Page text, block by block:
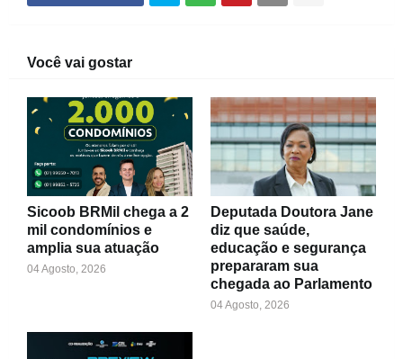
Você vai gostar
Sicoob BRMil chega a 2
mil condomínios e
amplia sua atuação
04 Agosto, 2026
Deputada Doutora Jane
diz que saúde,
educação e segurança
prepararam sua
chegada ao Parlamento
04 Agosto, 2026